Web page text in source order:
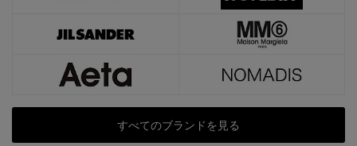
すべてのブランドを見る